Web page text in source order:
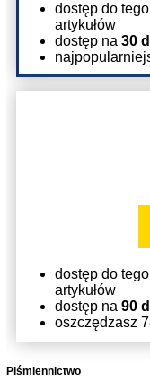
dostęp do
artykułów
dostęp na 30
dostęp do
artykułów
dostęp na 90
oszczędzasz
Piśmiennictwo